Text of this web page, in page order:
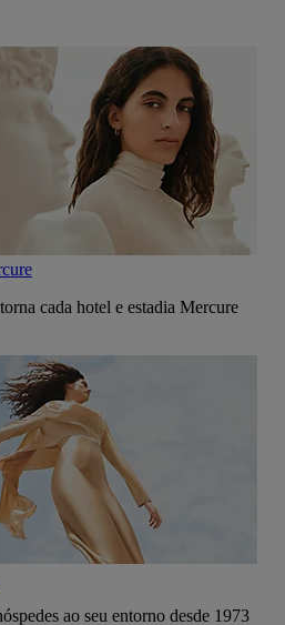
cada hotel e estadia Mercure
ao seu entorno desde 1973